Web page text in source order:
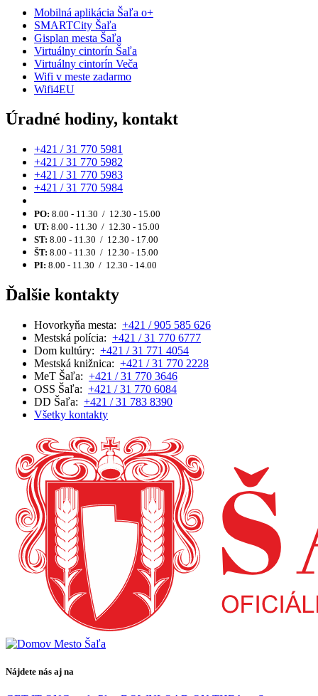
Mobilná aplikácia Šaľa o+
SMARTCity Šaľa
Gisplan mesta Šaľa
Virtuálny cintorín Šaľa
Virtuálny cintorín Veča
Wifi v meste zadarmo
Wifi4EU
Úradné hodiny, kontakt
+421 / 31 770 5981
+421 / 31 770 5982
+421 / 31 770 5983
+421 / 31 770 5984
PO: 8.00 - 11.30 / 12.30 - 15.00
UT: 8.00 - 11.30 / 12.30 - 15.00
ST: 8.00 - 11.30 / 12.30 - 17.00
ŠT: 8.00 - 11.30 / 12.30 - 15.00
PI: 8.00 - 11.30 / 12.30 - 14.00
Ďalšie kontakty
Hovorkyňa mesta: +421 / 905 585 626
Mestská polícia: +421 / 31 770 6777
Dom kultúry: +421 / 31 771 4054
Mestská knižnica: +421 / 31 770 2228
MeT Šaľa: +421 / 31 770 3646
OSS Šaľa: +421 / 31 770 6084
DD Šaľa: +421 / 31 783 8390
Všetky kontakty
Nájdete nás aj na